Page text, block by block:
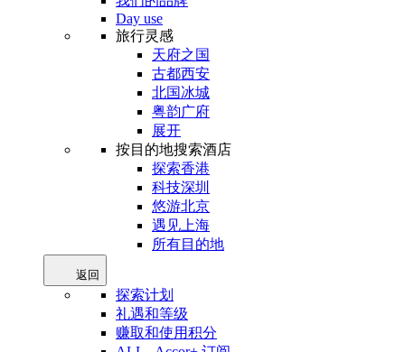
Day use
旅行灵感
天府之国
古都西安
北国冰城
粤韵广府
展开
按目的地搜索酒店
探索香港
科技深圳
悠游北京
遇见上海
所有目的地
返回
探索计划
礼遇和等级
赚取和使用积分